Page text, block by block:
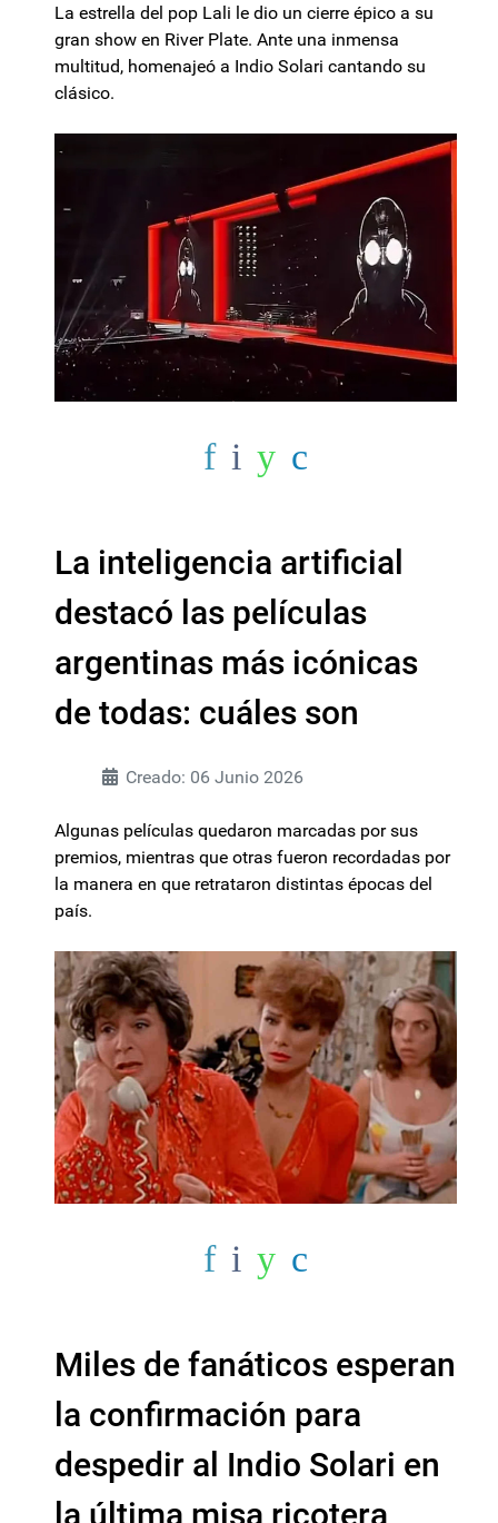
La estrella del pop Lali le dio un cierre épico a su
gran show en River Plate. Ante una inmensa
multitud, homenajeó a Indio Solari cantando su
clásico.
La inteligencia artificial
destacó las películas
argentinas más icónicas
de todas: cuáles son
Creado: 06 Junio 2026
Algunas películas quedaron marcadas por sus
premios, mientras que otras fueron recordadas por
la manera en que retrataron distintas épocas del
país.
Miles de fanáticos esperan
la confirmación para
despedir al Indio Solari en
la última misa ricotera